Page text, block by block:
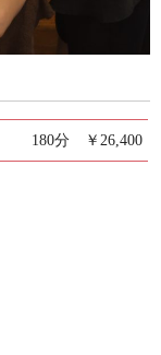
180分 ￥26,400